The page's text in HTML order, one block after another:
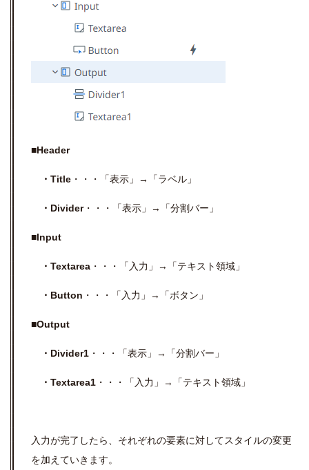
■Header
・Title ・・・「表示」→「ラベル」
・Divider・・・「表示」→「分割バー」
■Input
・Textarea ・・・「入力」→「テキスト領域」
・Button ・・・「入力」→「ボタン」
■Output
・Divider1 ・・・「表示」→「分割バー」
・Textarea1 ・・・「入力」→「テキスト領域」
入力が完了したら、それぞれの要素に対してスタイルの変更
を加えていきます。